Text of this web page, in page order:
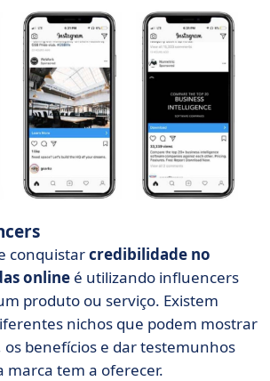
conquistarcredibilidade no
online é utilizando influencers
produto ou serviço. Existem
nichos que podem mostrar
benefícios e dar testemunhos
marca tem a oferecer.